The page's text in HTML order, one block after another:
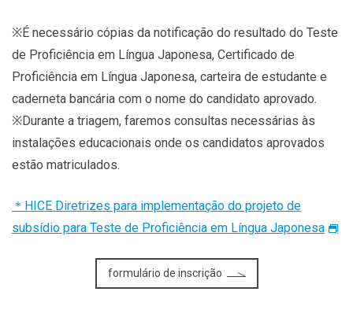
※É necessário cópias da notificação do resultado do Teste
de Proficiência em Língua Japonesa, Certificado de
Proficiência em Língua Japonesa, carteira de estudante e
caderneta bancária com o nome do candidato aprovado.
※Durante a triagem, faremos consultas necessárias às
instalações educacionais onde os candidatos aprovados
estão matriculados.
＊HICE Diretrizes para implementação do projeto de
subsídio para Teste de Proficiência em Língua Japonesa
formulário de inscrição